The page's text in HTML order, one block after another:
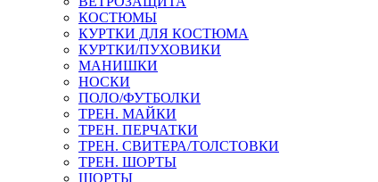
КОСТЮМЫ
КУРТКИ ДЛЯ КОСТЮМА
КУРТКИ/ПУХОВИКИ
МАНИШКИ
НОСКИ
ПОЛО/ФУТБОЛКИ
ТРЕН. МАЙКИ
ТРЕН. ПЕРЧАТКИ
ТРЕН. СВИТЕРА/ТОЛСТОВКИ
ТРЕН. ШОРТЫ
ШОРТЫ